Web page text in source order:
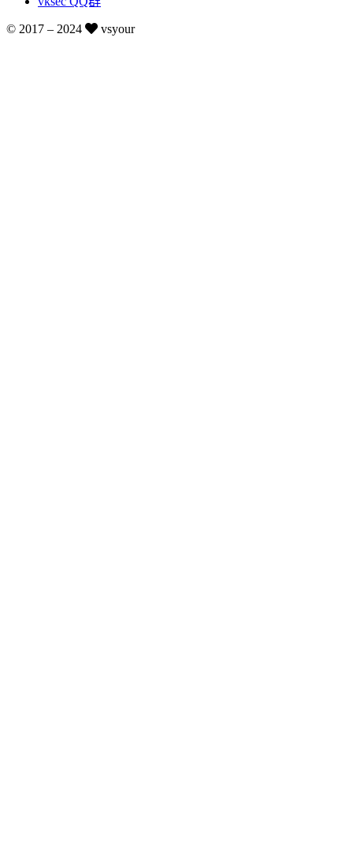
© 2017 – 2024 vsyour